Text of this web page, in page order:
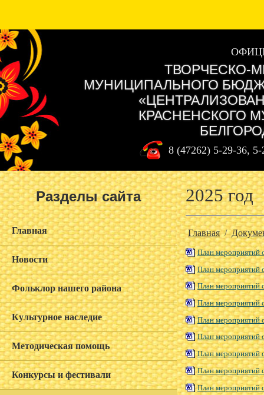
ТВОРЧЕСКО-
МУНИЦИПАЛЬНОГО
КРАСНЕНСКОГО
8 (47262) 5-29-36,
Разделы сайта
Главная
Новости
Фольклор нашего района
Культурное наследие
Методическая помощь
Конкурсы и фестивали
2025 год
Главная /
План мероприятий
План мероприятий
План мероприятий
План мероприятий
План мероприятий
План мероприятий
План мероприятий
План мероприятий
План мероприятий